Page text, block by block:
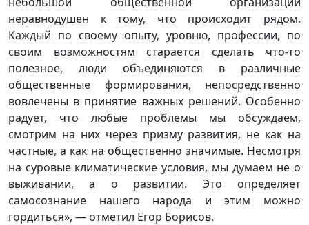
неравнодушен к тому, что происходит рядом.
Каждый по своему опыту, уровню, профессии, по
своим возможностям старается сделать что-то
полезное, люди объединяются в различные
общественные формирования, непосредственно
вовлечены в принятие важных решений. Особенно
радует, что любые проблемы мы обсуждаем,
смотрим на них через призму развития, не как на
частные, а как на общественно значимые. Несмотря
на суровые климатические условия, мы думаем не о
выживании, а о развитии. Это определяет
самосознание нашего народа и этим можно
гордиться», — отметил Егор Борисов.